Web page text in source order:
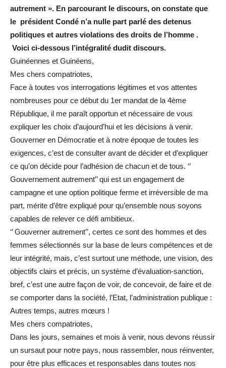
autrement ». En parcourant le discours, on constate que
le président Condé n’a nulle part parlé des detenus
politiques et autres violations des droits de l’homme .
Voici ci-dessous l’intégralité dudit discours.
Guinéennes et Guinéens,
Mes chers compatriotes,
Face à toutes vos interrogations légitimes et vos attentes
nombreuses pour ce début du 1er mandat de la 4ème
République, il me paraît opportun et nécessaire de vous
expliquer les choix d’aujourd’hui et les décisions à venir.
Gouverner en Démocratie et à notre époque de toutes les
exigences, c’est de consulter avant de décider et d’expliquer
ce qu’on décide pour l’adhésion de chacun et de tous. ‘’
Gouvernement autrement’’ qui est un engagement de
campagne et une option politique ferme et irréversible de ma
part, mérite d’être expliqué pour qu’ensemble nous soyons
capables de relever ce défi ambitieux.
‘’ Gouverner autrement’’, certes ce sont des hommes et des
femmes sélectionnés sur la base de leurs compétences et de
leur intégrité, mais, c’est surtout une méthode, une vision, des
objectifs clairs et précis, un système d’évaluation-sanction,
bref, c’est une autre façon de voir, de concevoir, de faire et de
se comporter dans la société, l’Etat, l’administration publique :
Autres temps, autres mœurs !
Mes chers compatriotes,
Dans les jours, semaines et mois à venir, nous devons réussir
un sursaut pour notre pays, nous rassembler, nous réinventer,
pour être plus efficaces et responsables dans toutes nos